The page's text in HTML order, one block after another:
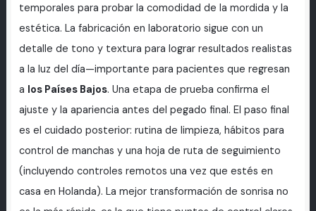
temporales para probar la comodidad de la mordida y la
estética. La fabricación en laboratorio sigue con un
detalle de tono y textura para lograr resultados realistas
a la luz del día—importante para pacientes que regresan
a los Países Bajos. Una etapa de prueba confirma el
ajuste y la apariencia antes del pegado final. El paso final
es el cuidado posterior: rutina de limpieza, hábitos para
control de manchas y una hoja de ruta de seguimiento
(incluyendo controles remotos una vez que estés en
casa en Holanda). La mejor transformación de sonrisa no